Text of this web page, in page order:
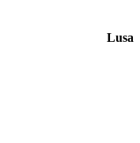
Lusa